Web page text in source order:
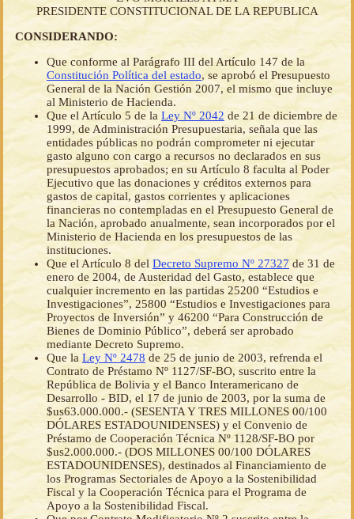
PRESIDENTE CONSTITUCIONAL DE LA REPUBLICA
CONSIDERANDO:
Que conforme al Parágrafo III del Artículo 147 de la
Constitución Política del estado, se aprobó el Presupuesto
General de la Nación Gestión 2007, el mismo que incluye
al Ministerio de Hacienda.
Que el Artículo 5 de la Ley Nº 2042 de 21 de diciembre de
1999, de Administración Presupuestaria, señala que las
entidades públicas no podrán comprometer ni ejecutar
gasto alguno con cargo a recursos no declarados en sus
presupuestos aprobados; en su Artículo 8 faculta al Poder
Ejecutivo que las donaciones y créditos externos para
gastos de capital, gastos corrientes y aplicaciones
financieras no contempladas en el Presupuesto General de
la Nación, aprobado anualmente, sean incorporados por el
Ministerio de Hacienda en los presupuestos de las
instituciones.
Que el Artículo 8 del Decreto Supremo Nº 27327 de 31 de
enero de 2004, de Austeridad del Gasto, establece que
cualquier incremento en las partidas 25200 “Estudios e
Investigaciones”, 25800 “Estudios e Investigaciones para
Proyectos de Inversión” y 46200 “Para Construcción de
Bienes de Dominio Público”, deberá ser aprobado
mediante Decreto Supremo.
Que la Ley Nº 2478 de 25 de junio de 2003, refrenda el
Contrato de Préstamo Nº 1127/SF-BO, suscrito entre la
República de Bolivia y el Banco Interamericano de
Desarrollo - BID, el 17 de junio de 2003, por la suma de
$us63.000.000.- (SESENTA Y TRES MILLONES 00/100
DÓLARES ESTADOUNIDENSES) y el Convenio de
Préstamo de Cooperación Técnica Nº 1128/SF-BO por
$us2.000.000.- (DOS MILLONES 00/100 DÓLARES
ESTADOUNIDENSES), destinados al Financiamiento de
los Programas Sectoriales de Apoyo a la Sostenibilidad
Fiscal y la Cooperación Técnica para el Programa de
Apoyo a la Sostenibilidad Fiscal.